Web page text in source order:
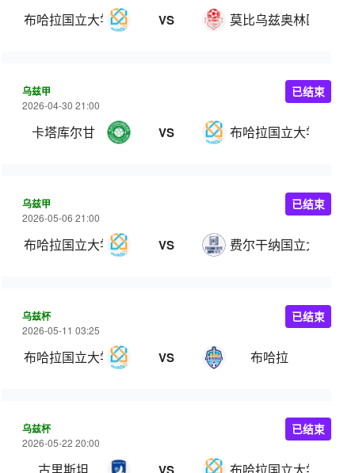
布哈拉国立大学 VS 莫比乌兹奥林匹克
乌兹甲
2026-04-30 21:00
卡塔库尔甘 VS 布哈拉国立大学
已结束
乌兹甲
2026-05-06 21:00
布哈拉国立大学 VS 费尔干纳国立大学
已结束
乌兹杯
2026-05-11 03:25
布哈拉国立大学 VS 布哈拉
已结束
乌兹杯
2026-05-22 20:00
已结束